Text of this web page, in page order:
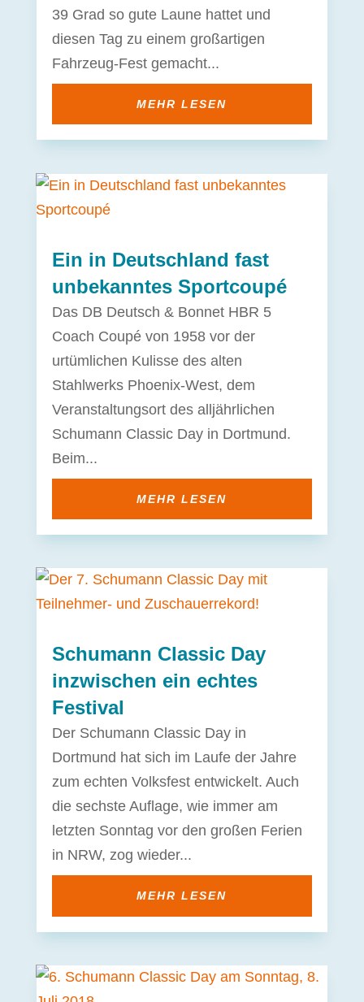
39 Grad so gute Laune hattet und
diesen Tag zu einem großartigen
Fahrzeug-Fest gemacht...
MEHR LESEN
Ein in Deutschland fast
unbekanntes Sportcoupé
Das DB Deutsch & Bonnet HBR 5
Coach Coupé von 1958 vor der
urtümlichen Kulisse des alten
Stahlwerks Phoenix-West, dem
Veranstaltungsort des alljährlichen
Schumann Classic Day in Dortmund.
Beim...
MEHR LESEN
Schumann Classic Day
inzwischen ein echtes
Festival
Der Schumann Classic Day in
Dortmund hat sich im Laufe der Jahre
zum echten Volksfest entwickelt. Auch
die sechste Auflage, wie immer am
letzten Sonntag vor den großen Ferien
in NRW, zog wieder...
MEHR LESEN